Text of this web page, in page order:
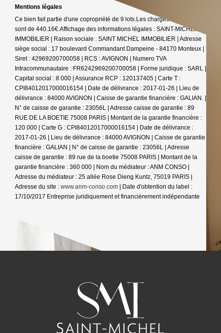
Mentions légales
Ce bien fait partie d'une copropriété de 9 lots.Les charges annuelles
sont de 440.16€.Affichage des informations légales : SAINT-MICHEL
IMMOBILIER | Raison sociale : SAINT MICHEL IMMOBILIER | Adresse
siège social : 17 boulevard Commandant Dampeine - 84170 Monteux |
Siret : 42969200700058 | RCS : AVIGNON | Numero TVA
Intracommunautaire : FR6242969200700058 | Forme juridique : SARL |
Capital social : 8 000 | Assurance RCP : 120137405 | Carte T :
CPI84012017000016154 | Date de délivrance : 2017-01-26 | Lieu de
délivrance : 84000 AVIGNON | Caisse de garantie financière : GALIAN. |
N° de caisse de garantie : 23056L | Adresse caisse de garantie : 89
RUE DE LA BOETIE 75008 PARIS | Montant de la garantie financière :
120 000 | Carte G : CPI84012017000016154 | Date de délivrance :
2017-01-26 | Lieu de délivrance : 84000 AVIGNON | Caisse de garantie
financière : GALIAN | N° de caisse de garantie : 23056L | Adresse
caisse de garantie : 89 rue de la boetie 75008 PARIS | Montant de la
garantie financière : 360 000 | Nom du médiateur : ANM CONSO |
Adresse du médiateur : 25 allée Rose Dieng Kuntz, 75019 PARIS |
Adresse du site : www.anm-conso.com | Date d'obtention du label :
17/10/2017 Entreprise juridiquement et financièrement indépendante